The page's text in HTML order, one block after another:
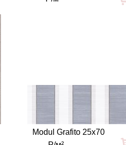
Modul Grafito 25x70